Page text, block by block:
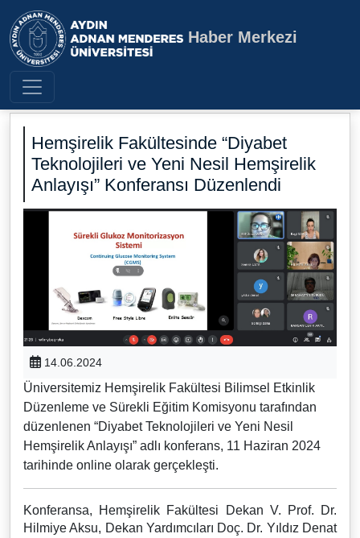
Aydın Adnan Menderes
Haber Merkezi
Hemşirelik Fakültesinde “Diyabet
Teknolojileri ve Yeni Nesil Hemşirelik
Anlayışı” Konferansı Düzenlendi
14.06.2024
Üniversitemiz Hemşirelik Fakültesi Bilimsel Etkinlik
Düzenleme ve Sürekli Eğitim Komisyonu tarafından
düzenlenen “Diyabet Teknolojileri ve Yeni Nesil
Hemşirelik Anlayışı” adlı konferans, 11 Haziran 2024
tarihinde online olarak gerçekleşti.
Konferansa, Hemşirelik Fakültesi Dekan V. Prof. Dr.
Hilmiye Aksu, Dekan Yardımcıları Doç. Dr. Yıldız Denat